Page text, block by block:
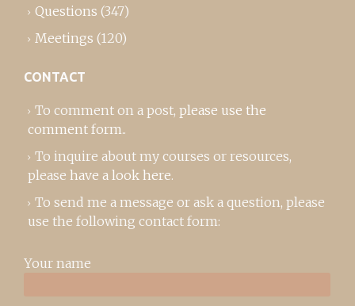
Questions (347)
Meetings (120)
CONTACT
To comment on a post, please use the
comment form..
To inquire about my courses or resources,
please have a look here.
To send me a message or ask a question, please
use the following contact form:
Your name